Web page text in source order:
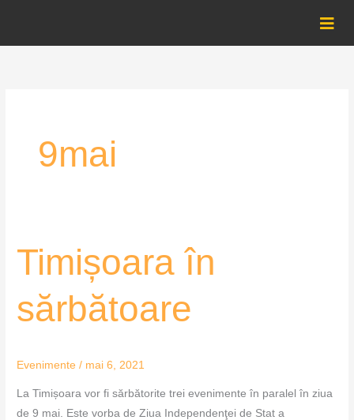
content
9mai
Timișoara în
sărbătoare
Evenimente / mai 6, 2021
La Timișoara vor fi sărbătorite trei evenimente în paralel în ziua
de 9 mai. Este vorba de Ziua Independenţei de Stat a
Timișoara